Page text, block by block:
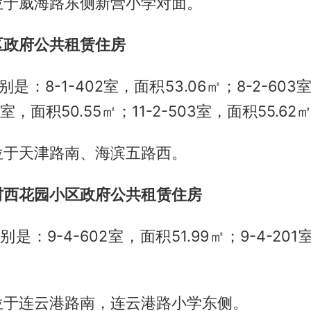
府公共租赁住房
是：8-1-402室，面积53.06㎡；8-2-603
，面积50.55㎡；11-2-503室，面积55.62
天津路南、海滨五路西。
花园小区政府公共租赁住房
是：9-4-602室，面积51.99㎡；9-4-201
连云港路南，连云港路小学东侧。